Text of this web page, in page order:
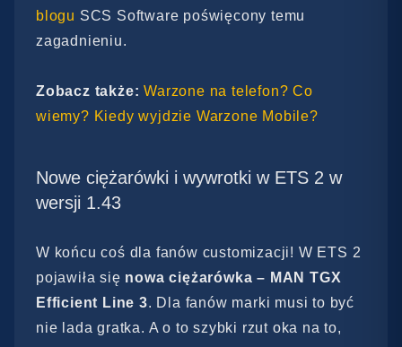
blogu SCS Software poświęcony temu
zagadnieniu.
Zobacz także:Warzone na telefon? Co
wiemy? Kiedy wyjdzie Warzone Mobile?
Nowe ciężarówki i wywrotki w ETS 2 w
wersji 1.43
W końcu coś dla fanów customizacji! W ETS 2
pojawiła się nowa ciężarówka – MAN TGX
Efficient Line 3. Dla fanów marki musi to być
nie lada gratka. A o to szybki rzut oka na to,